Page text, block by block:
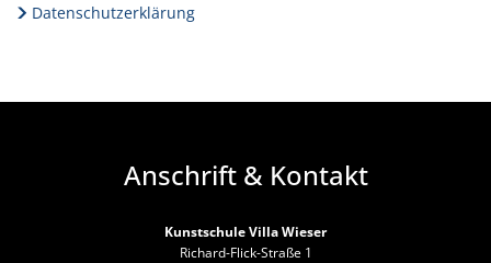
Datenschutzerklärung
Anschrift & Kontakt
Kunstschule Villa Wieser
Richard-Flick-Straße 1